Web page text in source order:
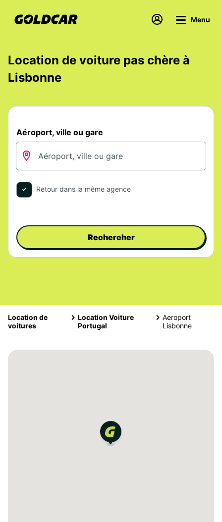
Menu
Location de voiture pas chère à
Lisbonne
Aéroport, ville ou gare
Retour dans la même agence
Rechercher
Location de
voitures
Location Voiture
Portugal
Aeroport
Lisbonne